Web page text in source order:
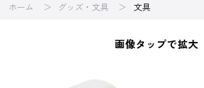
ホーム グッズ・文具 文具
画像タップで拡大